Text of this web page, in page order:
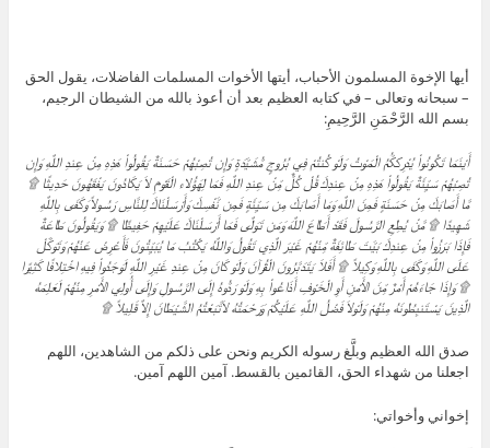
أيها الإخوة المسلمون الأحباب، أيتها الأخوات المسلمات الفاضلات، يقول الحق
– سبحانه وتعالى – في كتابه العظيم بعد أن أعوذ بالله من الشيطان الرجيم،
بسم الله الرَّحْمَنِ الرَّحِيمِ:
أَيْنَمَا تَكُونُواْ يُدْرِككُّمُ الْمَوْتُ وَلَوْ كُنتُمْ فِي بُرُوجٍ مُّشَيَّدَةٍ وَإِن تُصِبْهُمْ حَسَنَةٌ يَقُولُواْ هَذِهِ مِنْ عِندِ اللَّهِ وَإِن
تُصِبْهُمْ سَيِّئَةٌ يَقُولُواْ هَذِهِ مِنْ عِندِكَ قُلْ كُلٌّ مِّنْ عِندِ اللَّهِ فَمَا لِهَؤُلاء الْقَوْمِ لاَ يَكَادُونَ يَفْقَهُونَ حَدِيثًا ۩
مَّا أَصَابَكَ مِنْ حَسَنَةٍ فَمِنَ اللَّهِ وَمَا أَصَابَكَ مِن سَيِّئَةٍ فَمِن نَّفْسِكَ وَأَرْسَلْنَاكَ لِلنَّاسِ رَسُولاً وَكَفَى بِاللَّهِ
شَهِيدًا ۩ مَّنْ يُطِعِ الرَّسُولَ فَقَدْ أَطَاعَ اللَّهَ وَمَن تَوَلَّى فَمَا أَرْسَلْنَاكَ عَلَيْهِمْ حَفِيظًا ۩ وَيَقُولُونَ طَاعَةٌ
فَإِذَا بَرَزُواْ مِنْ عِندِكَ بَيَّتَ طَائِفَةٌ مِّنْهُمْ غَيْرَ الَّذِي تَقُولُ وَاللَّهُ يَكْتُبُ مَا يُبَيِّتُونَ فَأَعْرِضْ عَنْهُمْ وَتَوَكَّلْ
عَلَى اللَّهِ وَكَفَى بِاللَّهِ وَكِيلاً ۩ أَفَلاَ يَتَدَبَّرُونَ الْقُرْآنَ وَلَوْ كَانَ مِنْ عِندِ غَيْرِ اللَّهِ لَوَجَدُواْ فِيهِ اخْتِلافًا كَثِيرًا
۩ وَإِذَا جَاءَهُمْ أَمْرٌ مِّنَ الأَمْنِ أَوِ الْخَوْفِ أَذَاعُواْ بِهِ وَلَوْ رَدُّوهُ إِلَى الرَّسُولِ وَإِلَى أُولِي الأَمْرِ مِنْهُمْ لَعَلِمَهُ
الَّذِينَ يَسْتَنبِطُونَهُ مِنْهُمْ وَلَوْلاَ فَضْلُ اللَّهِ عَلَيْكُمْ وَرَحْمَتُهُ لاَتَّبَعْتُمُ الشَّيْطَانَ إِلاَّ قَلِيلاً۩
صدق الله العظيم وبلَّغ رسوله الكريم ونحن على ذلكم من الشاهدين، اللهم
اجعلنا من شهداء الحق، القائمين بالقسط. آمين اللهم آمين.
إخواني وأخواتي: